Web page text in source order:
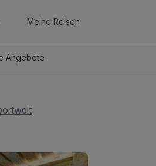
Meine Reisen
Angebote